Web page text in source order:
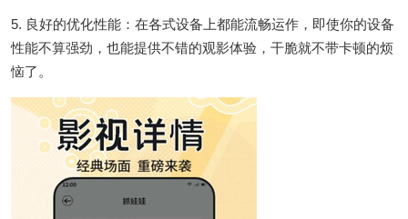
5. 良好的优化性能：在各式设备上都能流畅运作，即使你的设备
性能不算强劲，也能提供不错的观影体验，干脆就不带卡顿的烦
恼了。